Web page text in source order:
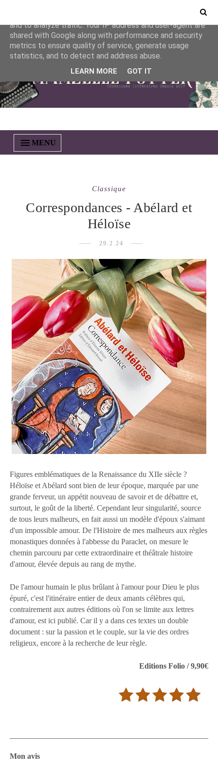
MENU
Classique
Correspondances - Abélard et
Héloïse
29.2.24
Figures emblématiques de la Renaissance du XIIe siècle ?
Héloïse et Abélard sont bien de leur époque, marquée par une
grande ferveur, un appétit nouveau de savoir et de débattre et,
surtout, le goût de la liberté. Cependant leur singularité, source
de tous leurs malheurs, en fait aussi un modèle d'époux s'aimant
d'un impossible amour. De l'Histoire de mes malheurs aux règles
monastiques données à l'abbesse du Paraclet, on mesure le
chemin parcouru par cette extraordinaire et théâtrale histoire
d'amour, élevée depuis au rang de mythe.
De l'amour humain le plus brûlant à l'amour pour Dieu le plus
épuré, c'est l'itinéraire entier de deux amants célèbres qui,
contrairement aux autres éditions où l'on se limite aux lettres
d'amour, est ici publié. Car il y a dans ces textes un double
document : sur la passion et le couple, sur la vie des ordres
religieux, encore à la recherche de leur règle.
Editions Folio / 9,90€
Mon avis
This site uses cookies from Google to deliver its services
and to analyze traffic. Your IP address and user-agent are
shared with Google along with performance and security
metrics to ensure quality of service, generate usage
statistics, and to detect and address abuse.
LEARN MORE GOT IT